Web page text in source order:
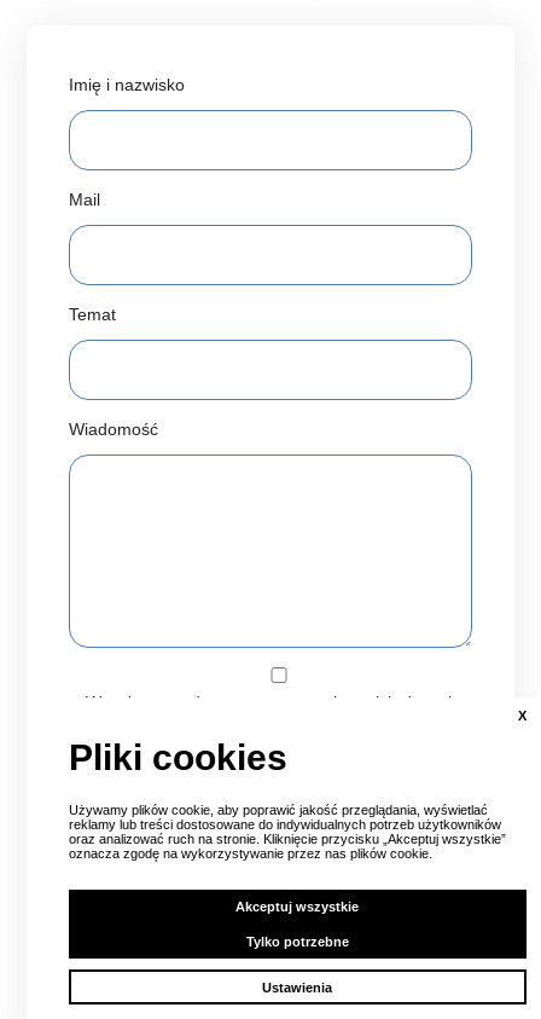
Imię i nazwisko
Mail
Temat
Wiadomość
Wyrażam zgodę na przetwarzanie moich danych
osobowych w celu (np. wysyłania informacji
dobrowolne. Zostałem poinformowany, że
przysługuje mi prawo dostępu do swoich danych,
możliwości ich poprawiania, żądania zaprzestania
biuro turystyczne Pelikan ul. Edmunda Bałuki 2
X
Pliki cookies
Używamy plików cookie, aby poprawić jakość przeglądania, wyświetlać
reklamy lub treści dostosowane do indywidualnych potrzeb użytkowników
oraz analizować ruch na stronie. Kliknięcie przycisku „Akceptuj wszystkie”
oznacza zgodę na wykorzystywanie przez nas plików cookie.
Akceptuj wszystkie
Tylko potrzebne
Ustawienia